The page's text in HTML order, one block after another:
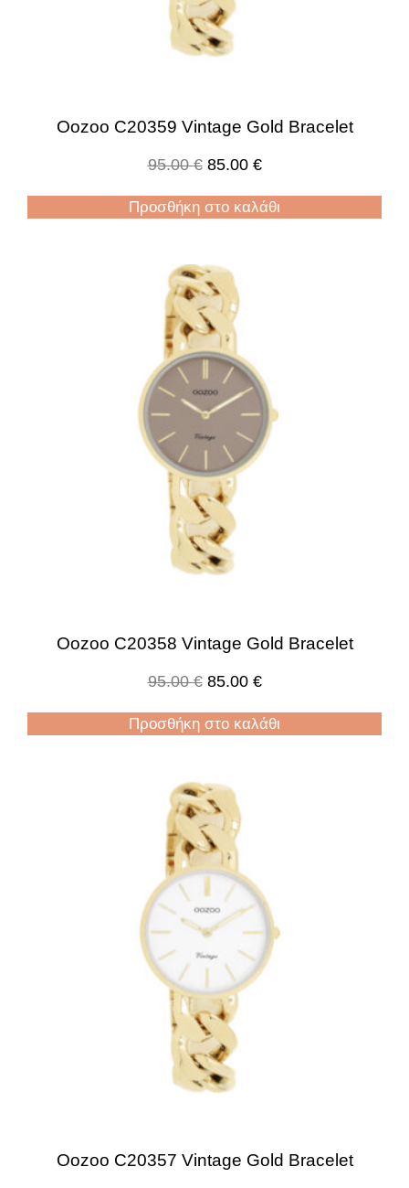
Oozoo C20359 Vintage Gold Bracelet
95.00€ 85.00 €
Προσθήκη στο καλάθι
Oozoo C20358 Vintage Gold Bracelet
95.00€ 85.00 €
Προσθήκη στο καλάθι
Oozoo C20357 Vintage Gold Bracelet